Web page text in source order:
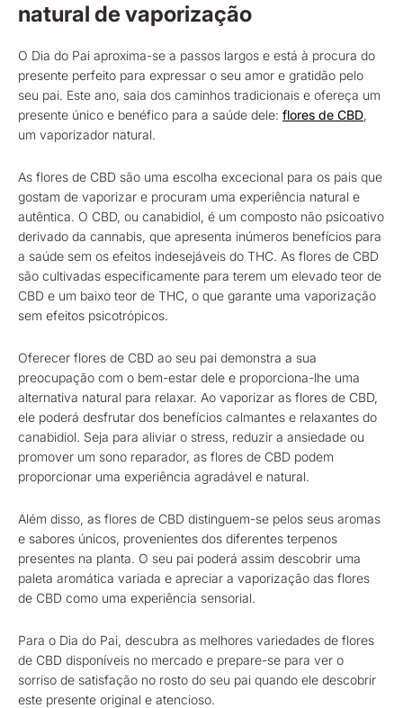
natural de vaporização
O Dia do Pai aproxima-se a passos largos e está à procura do
presente perfeito para expressar o seu amor e gratidão pelo
seu pai. Este ano, saia dos caminhos tradicionais e ofereça um
presente único e benéfico para a saúde dele: flores de CBD,
um vaporizador natural.
As flores de CBD são uma escolha excecional para os pais que
gostam de vaporizar e procuram uma experiência natural e
autêntica. O CBD, ou canabidiol, é um composto não psicoativo
derivado da cannabis, que apresenta inúmeros benefícios para
a saúde sem os efeitos indesejáveis do THC. As flores de CBD
são cultivadas especificamente para terem um elevado teor de
CBD e um baixo teor de THC, o que garante uma vaporização
sem efeitos psicotrópicos.
Oferecer flores de CBD ao seu pai demonstra a sua
preocupação com o bem-estar dele e proporciona-lhe uma
alternativa natural para relaxar. Ao vaporizar as flores de CBD,
ele poderá desfrutar dos benefícios calmantes e relaxantes do
canabidiol. Seja para aliviar o stress, reduzir a ansiedade ou
promover um sono reparador, as flores de CBD podem
proporcionar uma experiência agradável e natural.
Além disso, as flores de CBD distinguem-se pelos seus aromas
e sabores únicos, provenientes dos diferentes terpenos
presentes na planta. O seu pai poderá assim descobrir uma
paleta aromática variada e apreciar a vaporização das flores
de CBD como uma experiência sensorial.
Para o Dia do Pai, descubra as melhores variedades de flores
de CBD disponíveis no mercado e prepare-se para ver o
sorriso de satisfação no rosto do seu pai quando ele descobrir
este presente original e atencioso.